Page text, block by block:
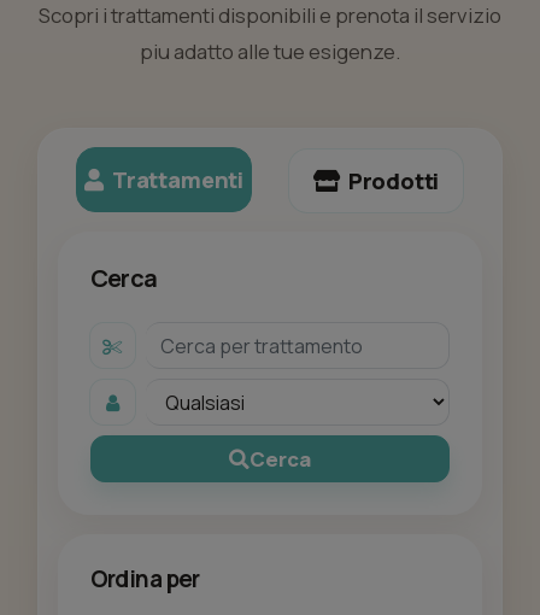
Scopri i trattamenti disponibili e prenota il servizio
piu adatto alle tue esigenze.
Trattamenti Prodotti
Cerca
Cerca
Ordina per